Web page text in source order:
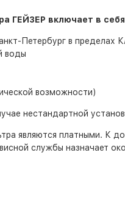
ГЕЙЗЕР включает в
Петербург в
воды
возможности)
нестандартной
являются платными. К
службы назначает